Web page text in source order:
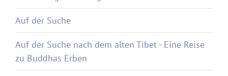
Auf der Suche
Auf der Suche nach dem alten Tibet - Eine Reise
zu Buddhas Erben